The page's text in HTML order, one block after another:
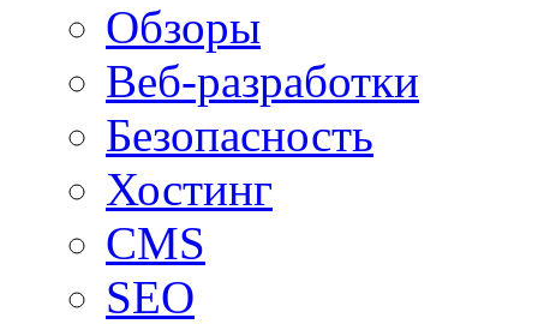
Обзоры
Веб-разработки
Безопасность
Хостинг
CMS
SEO